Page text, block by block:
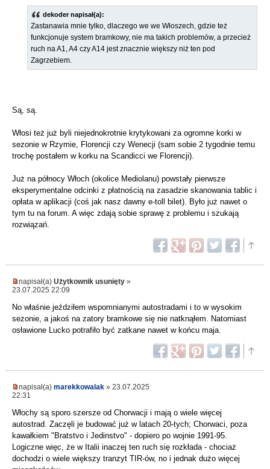
dekoder napisał(a):
Zastanawia mnie tylko, dlaczego we we Włoszech, gdzie też
funkcjonuje system bramkowy, nie ma takich problemów, a przecież
ruch na A1, A4 czy A14 jest znacznie większy niż ten pod
Zagrzebiem.
Są, są.
Włosi też już byli niejednokrotnie krytykowani za ogromne korki w
sezonie w Rzymie, Florencji czy Wenecji (sam sobie 2 tygodnie temu
trochę postałem w korku na Scandicci we Florencji).
Już na północy Włoch (okolice Mediolanu) powstały pierwsze
eksperymentalne odcinki z płatnością na zasadzie skanowania tablic i
opłata w aplikacji (coś jak nasz dawny e-toll bilet). Było już nawet o
tym tu na forum. A więc zdają sobie sprawę z problemu i szukają
rozwiązań.
napisał(a) Użytkownik usunięty »
23.07.2025 22:09
No właśnie jeździłem wspomnianymi autostradami i to w wysokim
sezonie, a jakoś na zatory bramkowe się nie natknąłem. Natomiast
osławione Lucko potrafiło być zatkane nawet w końcu maja.
napisał(a) marekkowalak » 23.07.2025
22:31
Włochy są sporo szersze od Chorwacji i mają o wiele więcej
autostrad. Zaczęli je budować już w latach 20-tych; Chorwaci, poza
kawałkiem "Bratstvo i Jedinstvo" - dopiero po wojnie 1991-95.
Logiczne więc, że w Italii inaczej ten ruch się rozkłada - chociaż
dochodzi o wiele większy tranzyt TIR-ów, no i jednak dużo więcej